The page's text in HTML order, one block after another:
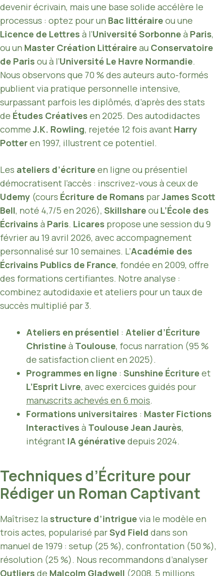
devenir écrivain, mais une base solide accélère le
processus : optez pour un Bac littéraire ou une
Licence de Lettres à l’Université Sorbonne à Paris,
ou un Master Création Littéraire au Conservatoire
de Paris ou à l’Université Le Havre Normandie.
Nous observons que 70 % des auteurs auto-formés
publient via pratique personnelle intensive,
surpassant parfois les diplômés, d’après des stats
de Études Créatives en 2025. Des autodidactes
commeJ.K. Rowling, rejetée 12 fois avant Harry
Potteren 1997, illustrent ce potentiel.
Les ateliers d’écriture en ligne ou présentiel
démocratisent l’accès : inscrivez-vous à ceux de
Udemy (cours Écriture de Romans parJames Scott
Bell, noté 4,7/5 en 2026), Skillshare ou L’École des
Écrivains à Paris. Licares propose une session du 9
février au 19 avril 2026, avec accompagnement
personnalisé sur 10 semaines. L’Académie des
Écrivains Publics de France, fondée en 2009, offre
des formations certifiantes. Notre analyse :
combinez autodidaxie et ateliers pour un taux de
succès multiplié par 3.
Ateliers en présentiel : Atelier d’Écriture
Christine à Toulouse, focus narration (95 %
de satisfaction client en 2025).
Programmes en ligne : Sunshine Écriture et
L’Esprit Livre, avec exercices guidés pour
manuscrits achevés en 6 mois.
Formations universitaires : Master Fictions
Interactives à Toulouse Jean Jaurès,
intégrant IA générative depuis 2024.
Techniques d’Écriture pour
Rédiger un Roman Captivant
Maîtrisez la structure d’intrigue via le modèle en
trois actes, popularisé parSyd Field dans son
manuel de 1979 : setup (25 %), confrontation (50 %),
résolution (25 %). Nous recommandons d’analyser
Outliers de Malcolm Gladwell (2008, 5 millions